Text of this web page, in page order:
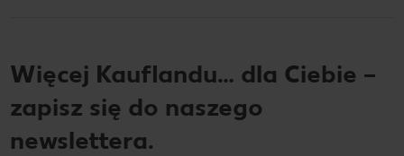
Więcej Kauflandu… dla Ciebie –
zapisz się do naszego
newslettera.